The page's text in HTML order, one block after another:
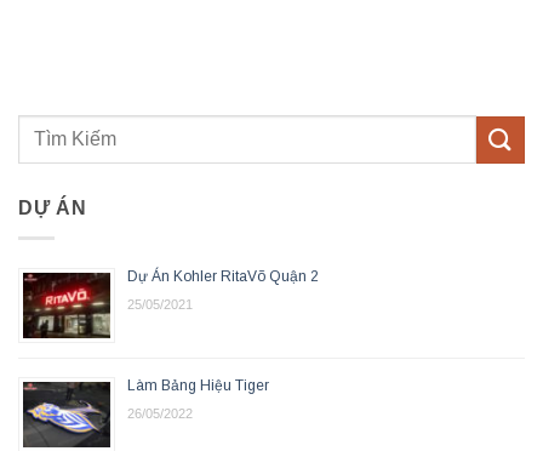
DỰ ÁN
Dự Án Kohler RitaVõ Quận 2
25/05/2021
Làm Bảng Hiệu Tiger
26/05/2022